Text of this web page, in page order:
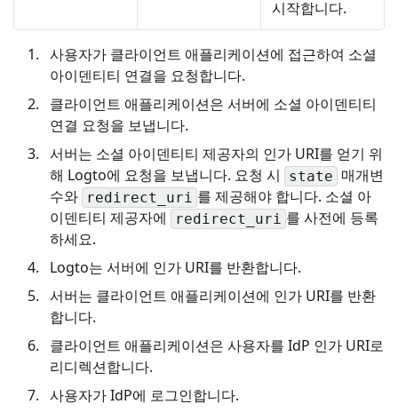
시작합니다.
사용자가 클라이언트 애플리케이션에 접근하여 소셜
아이덴티티 연결을 요청합니다.
클라이언트 애플리케이션은 서버에 소셜 아이덴티티
연결 요청을 보냅니다.
서버는 소셜 아이덴티티 제공자의 인가 URI를 얻기 위
해 Logto에 요청을 보냅니다. 요청 시
state 매개변
수와 redirect_uri 를 제공해야 합니다. 소셜 아
이덴티티 제공자에
redirect_uri 를 사전에 등록
하세요.
Logto는 서버에 인가 URI를 반환합니다.
서버는 클라이언트 애플리케이션에 인가 URI를 반환
합니다.
클라이언트 애플리케이션은 사용자를 IdP 인가 URI로
리디렉션합니다.
사용자가 IdP에 로그인합니다.